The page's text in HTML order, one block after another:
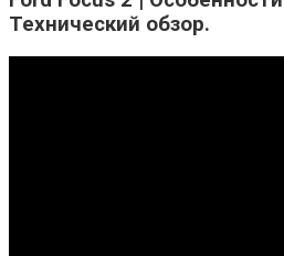
Технический обзор.